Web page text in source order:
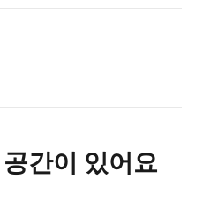
간이 있어요